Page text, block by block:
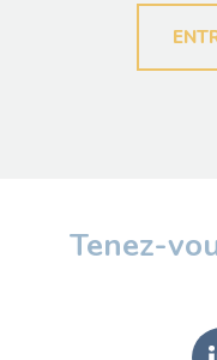
PiedTenez-